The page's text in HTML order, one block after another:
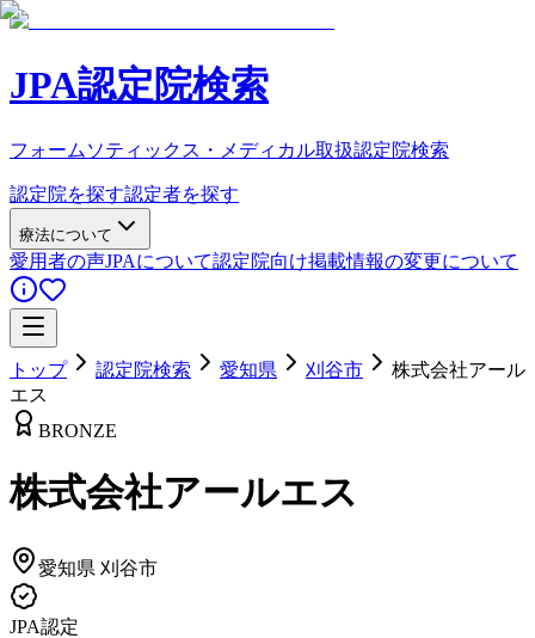
JPA認定院検索
フォームソティックス・メディカル取扱認定院検索
認定院を探す認定者を探す
療法について
愛用者の声JPAについて認定院向け掲載情報の変更について
トップ 認定院検索 愛知県 刈谷市
株式会社アール
エス
BRONZE
株式会社アールエス
愛知県 刈谷市
JPA認定